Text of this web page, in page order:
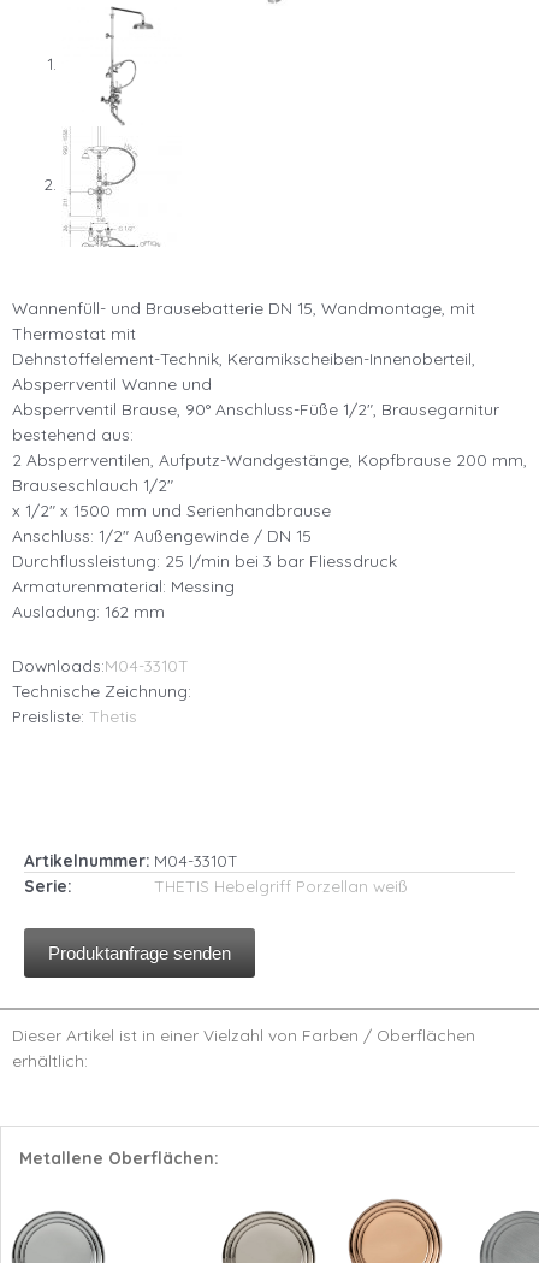
Wannenfüll- und Brausebatterie DN 15, Wandmontage, mit
Thermostat mit
Dehnstoffelement-Technik, Keramikscheiben-Innenoberteil,
Absperrventil Wanne und
Absperrventil Brause, 90° Anschluss-Füße 1/2″, Brausegarnitur
bestehend aus:
2 Absperrventilen, Aufputz-Wandgestänge, Kopfbrause 200 mm,
Brauseschlauch 1/2″
x 1/2″ x 1500 mm und Serienhandbrause
Anschluss: 1/2″ Außengewinde / DN 15
Durchflussleistung: 25 l/min bei 3 bar Fliessdruck
Armaturenmaterial: Messing
Ausladung: 162 mm
Downloads:M04-3310T
Technische Zeichnung:
Preisliste: Thetis
Artikelnummer: M04-3310T
Serie:
THETIS Hebelgriff Porzellan weiß
Produktanfrage senden
Dieser Artikel ist in einer Vielzahl von Farben / Oberflächen
erhältlich:
Metallene Oberflächen: